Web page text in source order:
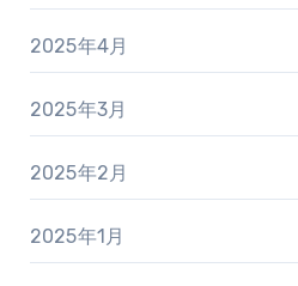
2025年4月
2025年3月
2025年2月
2025年1月